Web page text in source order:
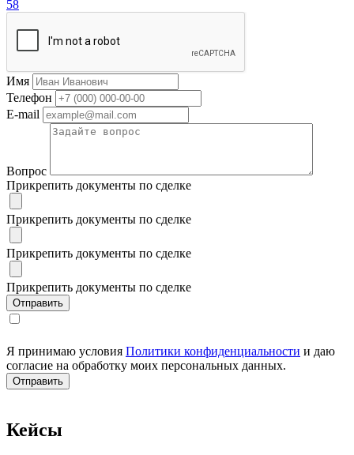
58
Имя
Телефон
E-mail
Вопрос
Прикрепить документы по сделке
Прикрепить документы по сделке
Прикрепить документы по сделке
Прикрепить документы по сделке
Я принимаю условия Политики конфиденциальности и даю
согласие на обработку моих персональных данных.
Кейсы